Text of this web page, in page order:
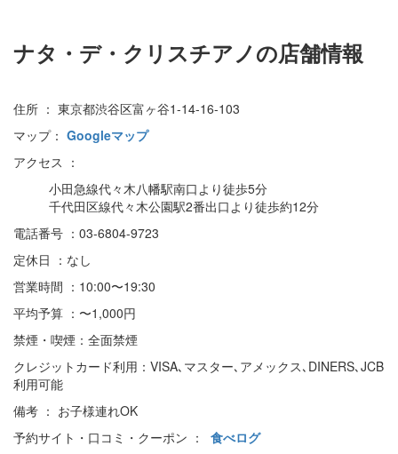
ナタ・デ・クリスチアノの店舗情報
住所 ： 東京都渋谷区富ヶ谷1-14-16-103
マップ： Googleマップ
アクセス ：
小田急線代々木八幡駅南口より徒歩5分
千代田区線代々木公園駅2番出口より徒歩約12分
電話番号 ：03-6804-9723
定休日 ：なし
営業時間 ：10:00〜19:30
平均予算 ：〜1,000円
禁煙・喫煙：全面禁煙
クレジットカード利用：VISA､マスター､アメックス､DINERS､JCB
利用可能
備考 ： お子様連れOK
予約サイト・口コミ・クーポン ： 食べログ